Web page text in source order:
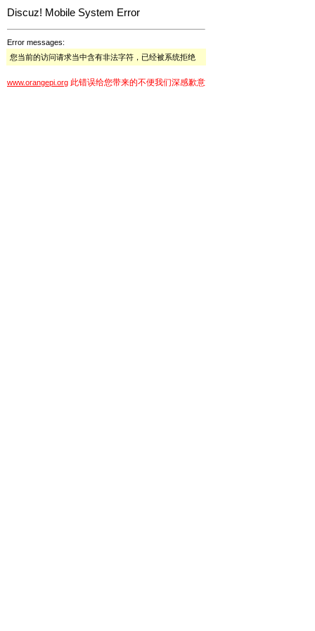
Discuz! Mobile System Error
Error messages:
您当前的访问请求当中含有非法字符，已经被系统拒绝
www.orangepi.org 此错误给您带来的不便我们深感歉意